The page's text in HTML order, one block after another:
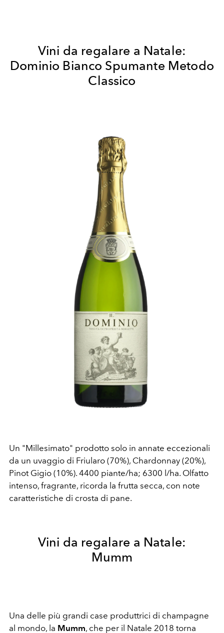
Vini da regalare a Natale:
Dominio Bianco Spumante Metodo
Classico
Un "Millesimato" prodotto solo in annate eccezionali
da un uvaggio di Friularo (70%), Chardonnay (20%),
Pinot Gigio (10%). 4400 piante/ha; 6300 l/ha. Olfatto
intenso, fragrante, ricorda la frutta secca, con note
caratteristiche di crosta di pane.
Vini da regalare a Natale:
Mumm
Una delle più grandi case produttrici di champagne
al mondo, la Mumm, che per il Natale 2018 torna